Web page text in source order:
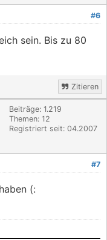
#6
sein. Bis zu 80
Zitieren
Beiträge: 1.219
Themen: 12
Registriert seit: 04.2007
#7
(: